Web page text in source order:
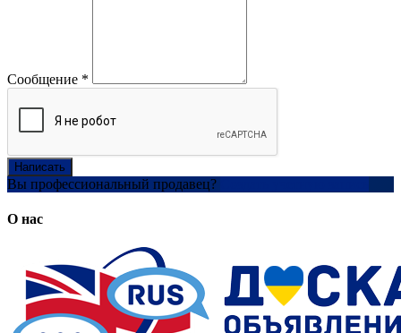
Сообщение *
Написать
Вы профессиональный продавец?
О нас